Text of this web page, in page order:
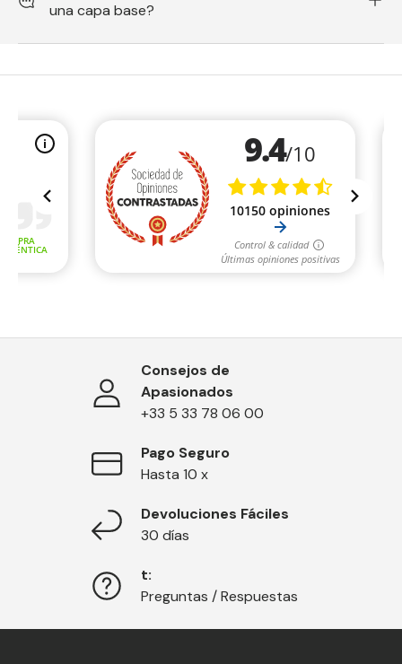
una capa base?
Consejos de
Apasionados
+33 5 33 78 06 00
Pago Seguro
Hasta 10 x
Devoluciones Fáciles
30 días
t:
Preguntas / Respuestas